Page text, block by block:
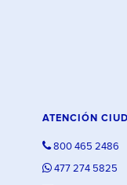
ATENCIÓN
800 465 2486
477 274 5825